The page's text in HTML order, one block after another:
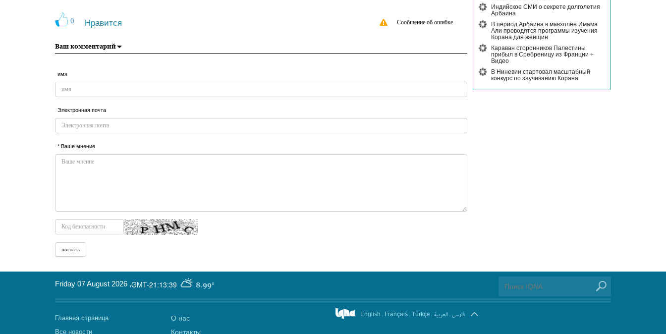
0 Нравится Сообщение об ошибке
Ваш комментарий
имя
Электронная почта
* Ваше мнение
Индийское СМИ о секрете долголетия
Арбаина
В период Арбаина в мавзолее Имама
Али проводятся программы изучения
Корана для женщин
Караван сторонников Палестины
прибыл в Сребреницу из Франции +
Видео
В Ниневии стартовал масштабный
конкурс по заучиванию Корана
GMT-21:13:39 8.99°
Friday 07 August 2026 ,
Главная страница
Все новости
О нас
Контакты
English . Français . Türkçe . العربیة . فارسی